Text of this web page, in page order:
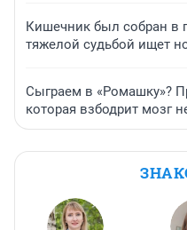
Кишечник был собран в
тяжелой судьбой ищет
Сыграем в «Ромашку»?
которая взбодрит мозг